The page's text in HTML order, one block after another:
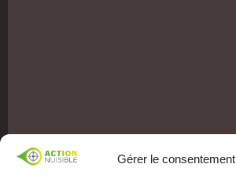
Gérer le consentement